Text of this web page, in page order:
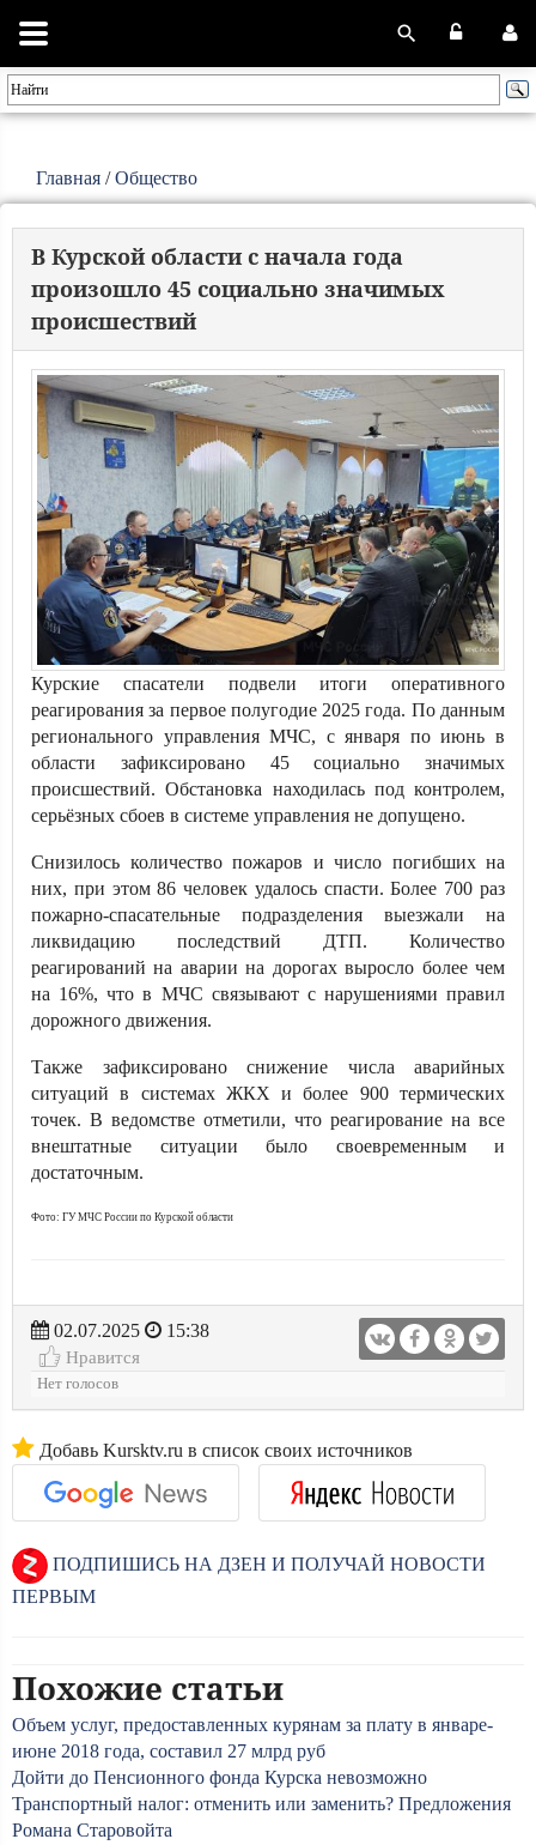
Главная /Общество
В Курской области с начала года
произошло 45 социально значимых
происшествий
Курские спасатели подвели итоги оперативного
реагирования за первое полугодие 2025 года. По данным
регионального управления МЧС, с января по июнь в
области зафиксировано 45 социально значимых
происшествий. Обстановка находилась под контролем,
серьёзных сбоев в системе управления не допущено.
Снизилось количество пожаров и число погибших на
них, при этом 86 человек удалось спасти. Более 700 раз
пожарно-спасательные подразделения выезжали на
ликвидацию последствий ДТП. Количество
реагирований на аварии на дорогах выросло более чем
на 16%, что в МЧС связывают с нарушениями правил
дорожного движения.
Также зафиксировано снижение числа аварийных
ситуаций в системах ЖКХ и более 900 термических
точек. В ведомстве отметили, что реагирование на все
внештатные ситуации было своевременным и
достаточным.
Фото: ГУ МЧС России по Курской области
02.07.2025
15:38
Нравится
Нет голосов
Добавь Kursktv.ru в список своих источников
ПОДПИШИСЬ НА ДЗЕН И ПОЛУЧАЙ НОВОСТИ
ПЕРВЫМ
Похожие статьи
Объем услуг, предоставленных курянам за плату в январе-
июне 2018 года, составил 27 млрд руб
Дойти до Пенсионного фонда Курска невозможно
Транспортный налог: отменить или заменить? Предложения
Романа Старовойта